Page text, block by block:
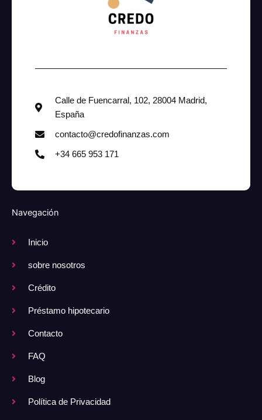
Calle de Fuencarral, 102, 28004 Madrid,
España
contacto@credofinanzas.com
+34 665 953 171
Navegación
Inicio
sobre nosotros
Crédito
Préstamo hipotecario
Contacto
FAQ
Blog
Política de Privacidad